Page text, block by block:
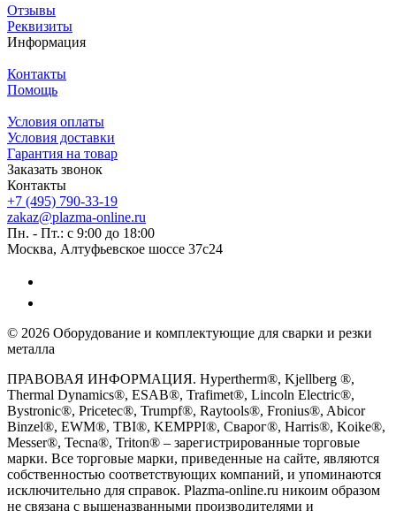
Отзывы
Реквизиты
Информация
Контакты
Помощь
Условия оплаты
Условия доставки
Гарантия на товар
Заказать звонок
Контакты
+7 (495) 790-33-19
zakaz@plazma-online.ru
Пн. - Пт.: с 9:00 до 18:00
Москва, Алтуфьевское шоссе 37с24
© 2026 Оборудование и комплектующие для сварки и резки
металла
ПРАВОВАЯ ИНФОРМАЦИЯ. Hypertherm®, Kjellberg ®,
Thermal Dynamics®, ESAB®, Trafimet®, Lincoln Electric®,
Bystronic®, Pricetec®, Trumpf®, Raytools®, Fronius®, Abicor
Binzel®, EWM®, TBI®, KEMPPI®, Сварог®, Harris®, Koike®,
Messer®, Tecna®, Triton® – зарегистрированные торговые
марки. Все торговые марки, приведенные на сайте, являются
собственностью соответствующих компаний, и упоминаются
исключительно для справок. Plazma-online.ru никоим образом
не связана с вышеназванными производителями и